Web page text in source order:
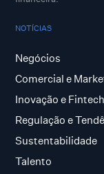
NOTÍCIAS
Negócios
Comercial e
Inovação e Fintech
Regulação e
Sustentabilidade
Talento